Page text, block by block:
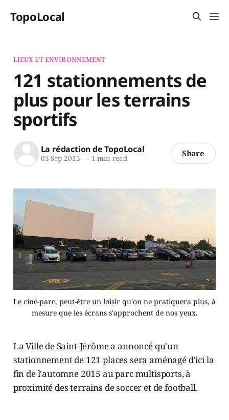
TopoLocal
LIEUX ET ENVIRONNEMENT
121 stationnements de
plus pour les terrains
sportifs
La rédaction de TopoLocal
03 Sep 2015 —1 min read Share
Le ciné-parc, peut-être un loisir qu'on ne pratiquera plus, à
mesure que les écrans s'approchent de nos yeux.
La Ville de Saint-Jérôme a annoncé qu'un
stationnement de 121 places sera aménagé d'ici la
fin de l'automne 2015 au parc multisports, à
proximité des terrains de soccer et de football.